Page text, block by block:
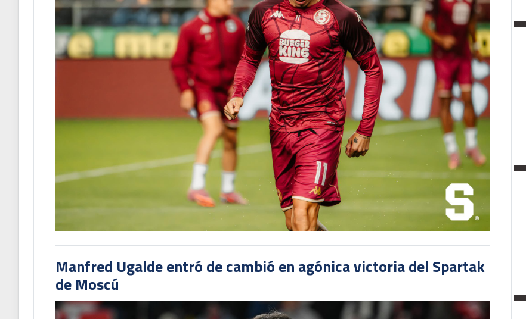
Manfred Ugalde entró de cambió en agónica victoria del Spartak
de Moscú